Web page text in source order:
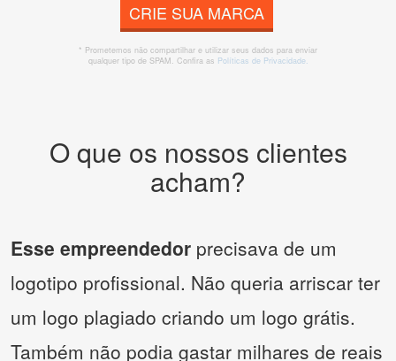
CRIE SUA MARCA
* Prometemos não compartilhar e utilizar seus dados para enviar
qualquer tipo de SPAM. Confira as Políticas de Privacidade.
O que os nossos clientes
acham?
Esse empreendedor precisava de um
logotipo profissional. Não queria arriscar ter
um logo plagiado criando um logo grátis.
Também não podia gastar milhares de reais